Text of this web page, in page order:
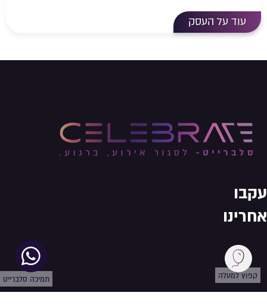
עוד על העסק
עקבו
אחרינו
קפוץ למעלה תמיכה סלברייט